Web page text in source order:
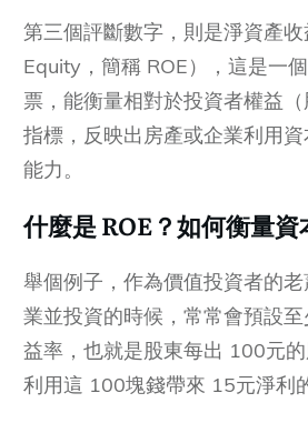
第三個評斷數字，則是淨資產
Equity，簡稱 ROE），這是一
票，能衡量相對於投資者權益
指標，反映出房產或企業利用
能力。
什麼是 ROE？如何衡量資
舉個例子，作為價值投資者的
業並投資的時候，常常會預設
益率，也就是股東每出 100元
利用這 100塊錢帶來 15元淨利